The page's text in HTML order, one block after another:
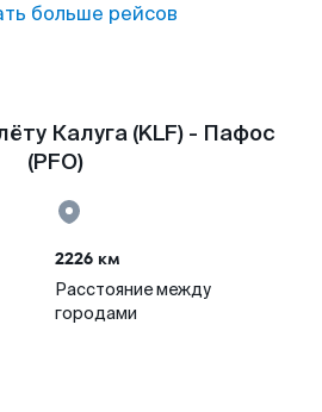
больше рейсов
Калуга (KLF) - Пафос
(PFO)
2226 км
Расстояние между
городами